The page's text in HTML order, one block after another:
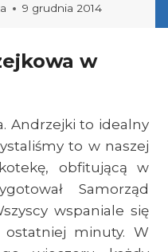
9 grudnia 2014
w
Andrzejki to idealny
to w naszej
obfitującą w
Samorząd
wspaniale się
minuty. W